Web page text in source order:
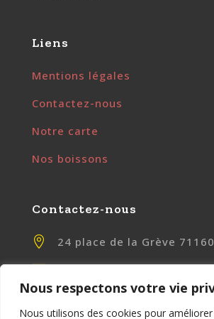
Nous respectons votre vie
Nous utilisons des cookies pour
Liens
Mentions légales
Contactez-nous
Notre carte
Nos boissons
Contactez-nous

24 place de la Grève

www.chezlily.fr